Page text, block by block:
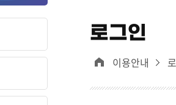
로그인
이용안내